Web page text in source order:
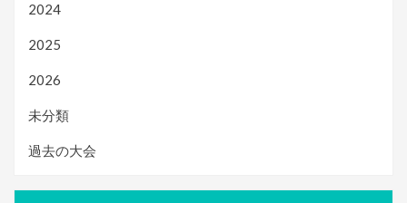
2024
2025
2026
未分類
過去の大会